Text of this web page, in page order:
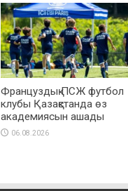
Француздық ПСЖ футбол
клубы Қазақстанда өз
академиясын ашады
06.08.2026